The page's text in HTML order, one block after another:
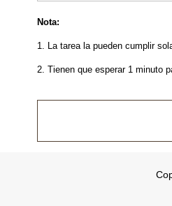
Nota:
1. La tarea la pueden cumplir
2. Tienen que esperar 1 minuto